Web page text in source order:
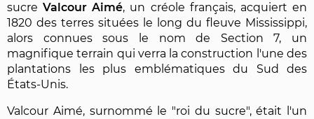
sucreValcour Aimé, un créole français, acquiert en
1820 des terres situées le long du fleuve Mississippi,
alors connues sous le nom de Section 7, un
magnifique terrain qui verra la construction l'une des
plantations les plus emblématiques du Sud des
États-Unis.
Valcour Aimé, surnommé le "roi du sucre", était l'un